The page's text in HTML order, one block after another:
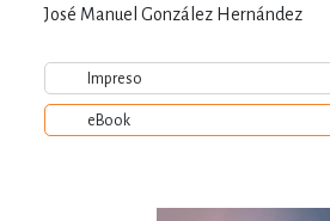
José Manuel González Hernández
Impreso
eBook